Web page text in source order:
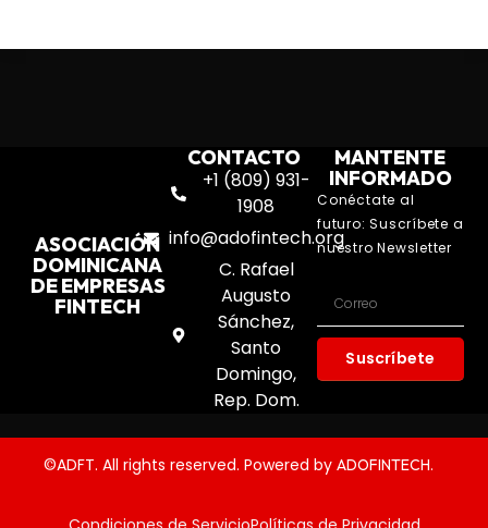
ASOCIACIÓN
DOMINICANA
DE EMPRESAS
FINTECH
CONTACTO
+1 (809) 931-
1908
info@adofintech.org
C. Rafael
Augusto
Sánchez,
Santo
Domingo,
Rep. Dom.
MANTENTE
INFORMADO
Conéctate al
futuro: Suscríbete a
nuestro Newsletter
Suscríbete
©ADFT. All rights reserved. Powered by ADOFINTECH.